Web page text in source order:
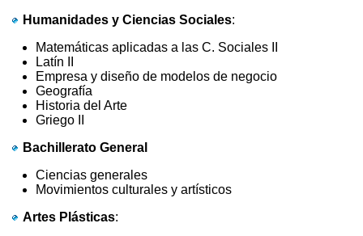
Humanidades y Ciencias Sociales:
Matemáticas aplicadas a las C. Sociales II
Latín II
Empresa y diseño de modelos de negocio
Geografía
Historia del Arte
Griego II
Bachillerato General
Ciencias generales
Movimientos culturales y artísticos
Artes Plásticas: